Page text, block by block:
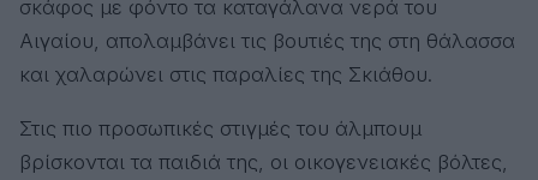
σκάφος με φόντο τα καταγάλανα νερά του
Αιγαίου, απολαμβάνει τις βουτιές της στη θάλασσα
και χαλαρώνει στις παραλίες της Σκιάθου.
Στις πιο προσωπικές στιγμές του άλμπουμ
βρίσκονται τα παιδιά της, οι οικογενειακές βόλτες,